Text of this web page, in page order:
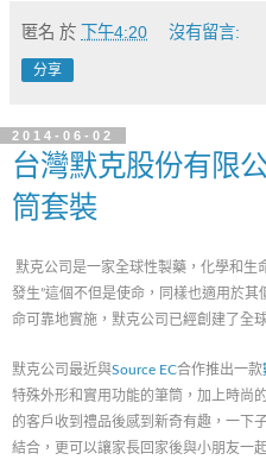
匿名 於 下午4:20 沒有留言:
分享
2014-06-02
台灣默克股份有限
筒套裝
默克公司是一家全球性製藥，化學和生
發生”這個不但是使命，同樣也適用於
命可靠地實施，默克公司已經創建了全
默克公司最近與Source EC合作推出一款
特殊外形和實用功能的筆筒，加上時尚
的客戶收到禮品後感到新奇有趣，一下
結合，更可以讓家長回家後與小朋友一